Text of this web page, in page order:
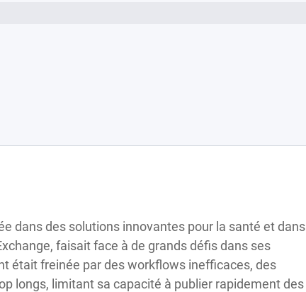
dans des solutions innovantes pour la santé et dans
faisait face à de grands défis dans ses
était freinée par des workflows inefficaces, des
longs, limitant sa capacité à publier rapidement des